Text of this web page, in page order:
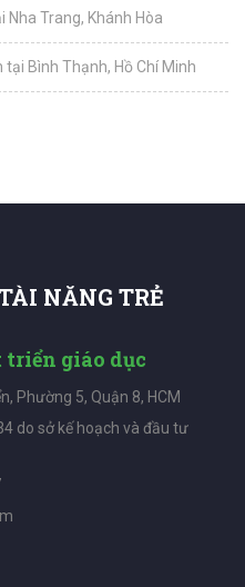
Nha Trang, Khánh Hòa
Bình Thạnh, Hồ Chí Minh
NĂNG TRẺ
giáo dục
Phường 5, Quận 8, HCM
do sở kế hoạch và đầu tư